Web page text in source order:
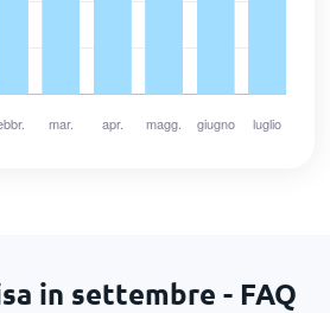
in settembre - FAQ